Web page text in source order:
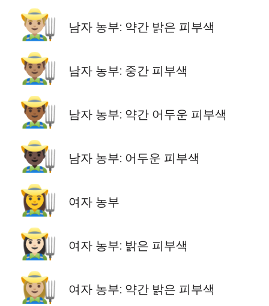
👨🏼‍🌾 남자 농부: 약간 밝은 피부색
👨🏽‍🌾 남자 농부: 중간 피부색
👨🏾‍🌾 남자 농부: 약간 어두운 피부색
👨🏿‍🌾 남자 농부: 어두운 피부색
👩‍🌾 여자 농부
👩🏻‍🌾 여자 농부: 밝은 피부색
👩🏼‍🌾 여자 농부: 약간 밝은 피부색